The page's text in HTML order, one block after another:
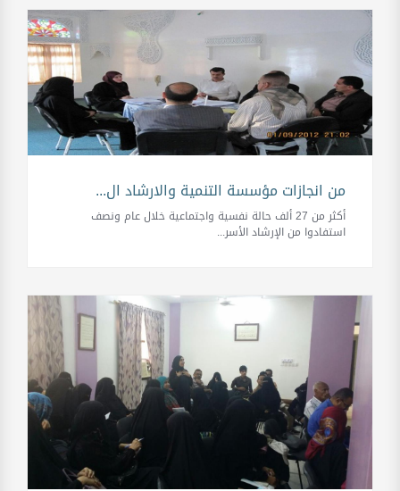
من انجازات مؤسسة التنمية والارشاد ال...
أكثر من 27 ألف حالة نفسية واجتماعية خلال عام ونصف
استفادوا من الإرشاد الأسر...